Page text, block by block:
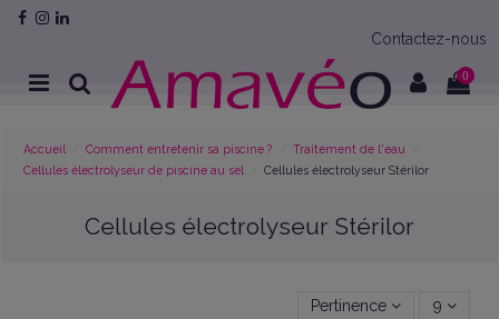
Contactez-nous
0
Accueil Comment entretenir sa piscine ?
Traitement de l'eau
Cellules électrolyseur de piscine au sel
Cellules électrolyseur Stérilor
Cellules électrolyseur Stérilor
Pertinence 9